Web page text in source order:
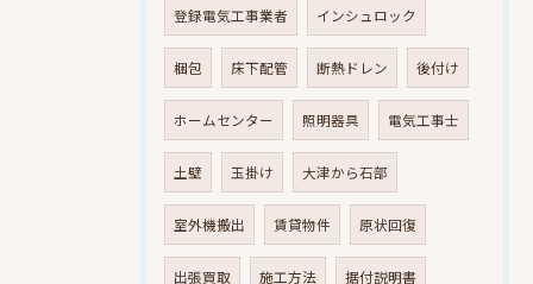
登録電気工事業者 インシュロック
梱包 床下配管 断熱ドレン 後付け
ホームセンター 照明器具 電気工事士
土壁 玉掛け 大津から石部
室外機搬出 賃貸物件 原状回復
出張買取 施工方法 据付説明書